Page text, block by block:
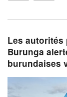
Les autorités
Burunga
burundaises